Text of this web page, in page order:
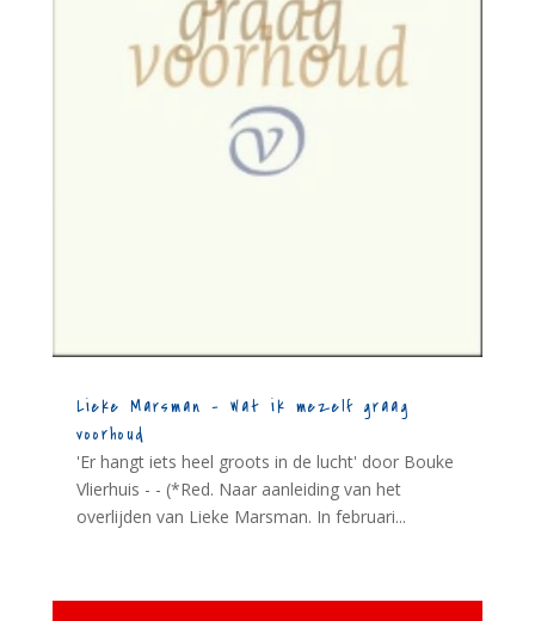
Lieke Marsman – Wat ik mezelf graag
voorhoud
'Er hangt iets heel groots in de lucht' door Bouke
Vlierhuis - - (*Red. Naar aanleiding van het
overlijden van Lieke Marsman. In februari...